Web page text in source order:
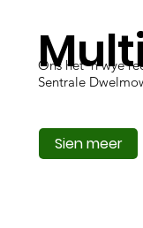
Ons het 'n wye
Sentrale
Sien meer